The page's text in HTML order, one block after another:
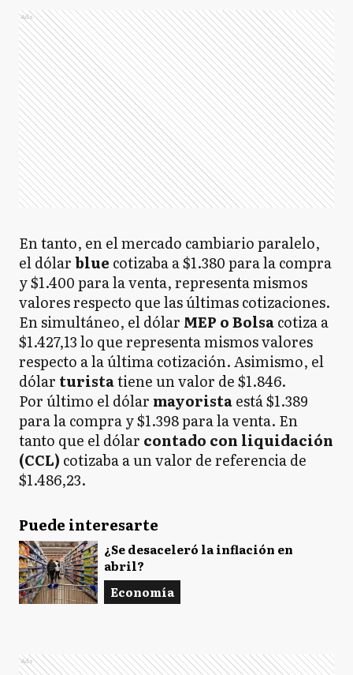
Ads
En tanto, en el mercado cambiario paralelo,
el dólarblue cotizaba a $1.380 para la compra
y $1.400 para la venta, representa mismos
valores respecto que las últimas cotizaciones.
En simultáneo, el dólar MEP o Bolsacotiza a
$1.427,13 lo que representa mismos valores
respecto a la última cotización. Asimismo, el
dólar turistatiene un valor de $1.846.
Por último el dólar mayoristaestá $1.389
para la compra y $1.398 para la venta. En
tanto que el dólar contado con liquidación
(CCL) cotizaba a un valor de referencia de
$1.486,23.
Puede interesarte
¿Se desaceleró la inflación en
abril?
Economía
Ads